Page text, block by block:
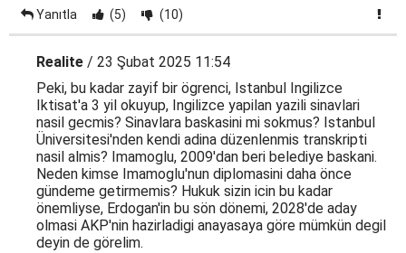
Yanıtla (5) (10)
Realite / 23 Şubat 2025 11:54
Peki, bu kadar zayif bir ögrenci, Istanbul Ingilizce
Iktisat'a 3 yil okuyup, Ingilizce yapilan yazili sinavlari
nasil gecmis? Sinavlara baskasini mi sokmus? Istanbul
Üniversitesi'nden kendi adina düzenlenmis transkripti
nasil almis? Imamoglu, 2009'dan beri belediye baskani.
Neden kimse Imamoglu'nun diplomasini daha önce
gündeme getirmemis? Hukuk sizin icin bu kadar
önemliyse, Erdogan'in bu sön dönemi, 2028'de aday
olmasi AKP'nin hazirladigi anayasaya göre mümkün degil
deyin de görelim.